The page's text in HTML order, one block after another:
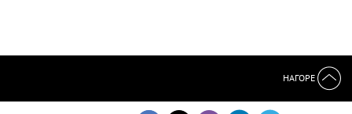
НАГОРЕ